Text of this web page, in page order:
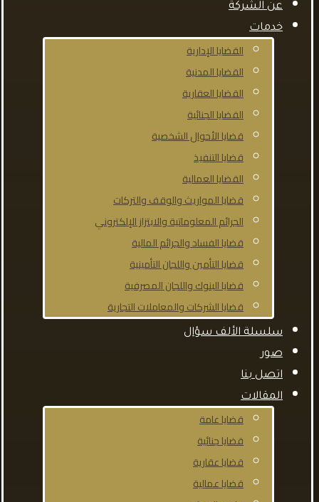
عن الشركة
خدمات
القضايا الإدارية
القضايا المدنية
القضايا العقارية
القضايا الجنائية
قضايا الأحوال الشخصية
قضايا التنفيذ
القضايا العمالية
قضايا المواريث والوقف والتركات
الجرائم المعلوماتية والابتزاز الإلكتروني
قضايا الفساد والجرائم المالية
قضايا التأمين واللجان التأمينية
قضايا البنوك واللجان المصرفية
قضايا الشركات والمعاملات التجارية
سلسلة الألف سؤال
صور
اتصل بنا
المقالات
قضايا عامة
قضايا جنائية
قضايا عقارية
قضايا عمالية